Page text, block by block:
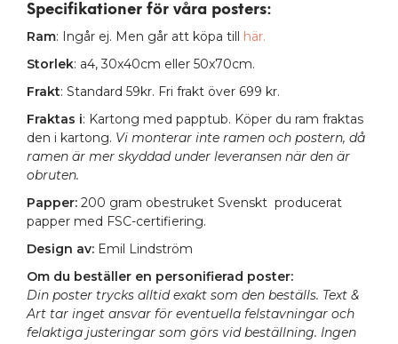
Specifikationer för våra posters:
Ram: Ingår ej. Men går att köpa till här.
Storlek: a4, 30x40cm eller 50x70cm.
Frakt: Standard 59kr. Fri frakt över 699 kr.
Fraktas i: Kartong med papptub. Köper du ram fraktas
den i kartong. Vi monterar inte ramen och postern, då
ramen är mer skyddad under leveransen när den är
obruten.
Papper: 200 gram obestruket Svenskt producerat
papper med FSC-certifiering.
Design av: Emil Lindström
Om du beställer en personifierad poster:
Din poster trycks alltid exakt som den beställs. Text &
Art tar inget ansvar för eventuella felstavningar och
felaktiga justeringar som görs vid beställning. Ingen